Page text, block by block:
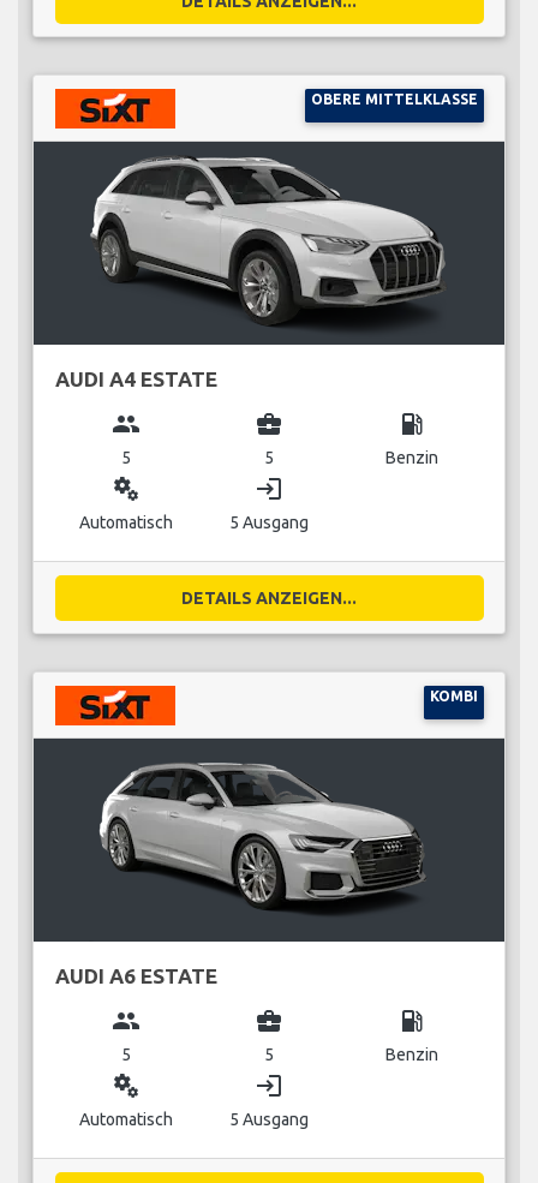
OBERE MITTELKLASSE
AUDI A4 ESTATE
group
5
business_center
5
local_gas_station
Benzin
miscellaneous_services
Automatisch
login
5 Ausgang
DETAILS ANZEIGEN...
KOMBI
AUDI A6 ESTATE
group
5
business_center
5
local_gas_station
Benzin
miscellaneous_services
Automatisch
login
5 Ausgang